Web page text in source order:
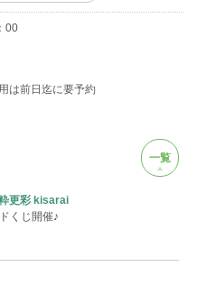
00
は前日迄に要予約
一覧
更彩 kisarai
くじ開催♪